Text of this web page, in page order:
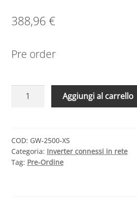
388,96 €
Pre order
GOODWE
INVERTER
MONOFASE
2500W
Aggiungi al carrello
COD: GW‐2500‐XS
Categoria: Inverter connessi in rete
Tag: Pre-Ordine